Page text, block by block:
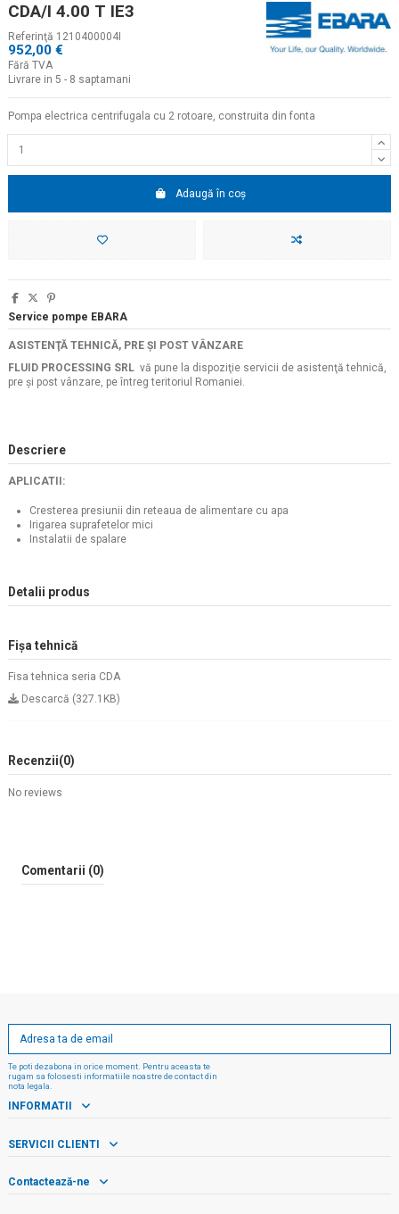
CDA/I 4.00 T IE3
Referinţă 1210400004I
952,00 €
Fără TVA
Livrare in 5 - 8 saptamani
Pompa electrica centrifugala cu 2 rotoare, construita din fonta
Adaugă în coș
Service pompe EBARA
ASISTENŢĂ TEHNICĂ, PRE ŞI POST VÂNZARE
FLUID PROCESSING SRL vă pune la dispoziţie servicii de asistenţă tehnică,
pre şi post vânzare, pe întreg teritoriul Romaniei.
Descriere
APLICATII:
Cresterea presiunii din reteaua de alimentare cu apa
Irigarea suprafetelor mici
Instalatii de spalare
Detalii produs
Fișa tehnică
Fisa tehnica seria CDA
Descarcă (327.1KB)
Recenzii(0)
No reviews
Comentarii (0)
Te poti dezabona in orice moment. Pentru aceasta te
rugam sa folosesti informatiile noastre de contact din
nota legala.
INFORMATII
SERVICII CLIENTI
Contactează-ne